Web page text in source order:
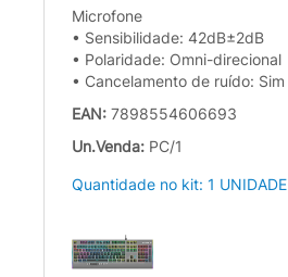
Microfone
• Sensibilidade: 42dB±2dB
• Polaridade: Omni-direcional
• Cancelamento de ruído: Sim
EAN: 7898554606693
Un.Venda: PC/1
Quantidade no kit: 1 UNIDADE